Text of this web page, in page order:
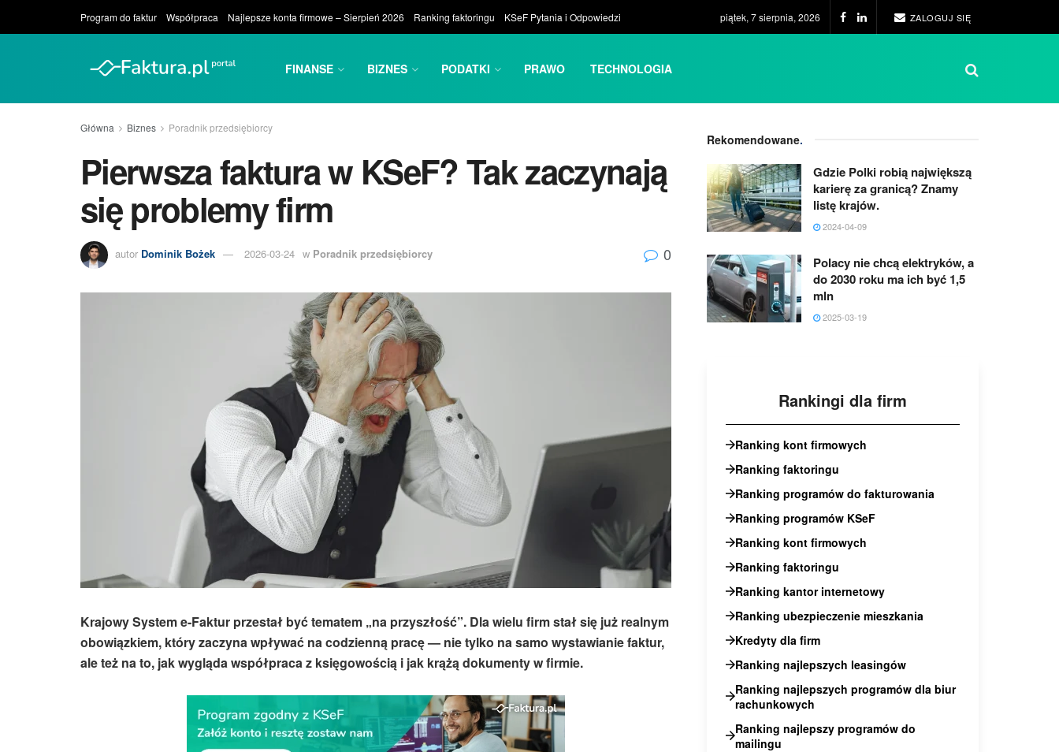
Program do faktur Współpraca Najlepsze konta firmowe – Sierpień 2026 Ranking faktoringu KSeF Pytania i Odpowiedzi piątek, 7 sierpnia, 2026 ZALOGUJ SIĘ
FINANSE BIZNES PODATKI PRAWO TECHNOLOGIA
Główna Biznes Poradnik przedsiębiorcy
Pierwsza faktura w KSeF? Tak zaczynają
się problemy firm
autor Dominik Bożek 2026-03-24 w Poradnik przedsiębiorcy 0
Krajowy System e-Faktur przestał być tematem „na przyszłość”. Dla wielu firm stał się już realnym
obowiązkiem, który zaczyna wpływać na codzienną pracę — nie tylko na samo wystawianie faktur,
ale też na to, jak wygląda współpraca z księgowością i jak krążą dokumenty w firmie.
Rekomendowane.
Gdzie Polki robią największą
karierę za granicą? Znamy
listę krajów.
2024-04-09
Polacy nie chcą elektryków, a
do 2030 roku ma ich być 1,5
mln
2025-03-19
Rankingi dla firm
Ranking kont firmowych
Ranking faktoringu
Ranking programów do fakturowania
Ranking programów KSeF
Ranking kont firmowych
Ranking faktoringu
Ranking kantor internetowy
Ranking ubezpieczenie mieszkania
Kredyty dla firm
Ranking najlepszych leasingów
Ranking najlepszych programów dla biur
rachunkowych
Ranking najlepszy programów do
mailingu